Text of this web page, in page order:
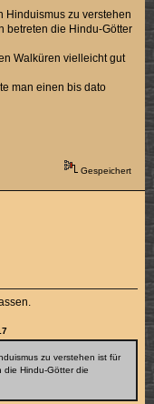
Hinduismus zu verstehen
betreten die Hindu-Götter
Walküren vielleicht gut
man einen bis dato
Gespeichert
zu verstehen ist für
Hindu-Götter die